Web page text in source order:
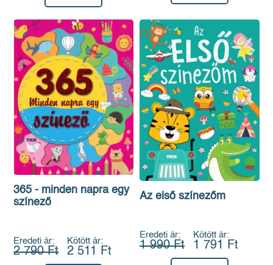
365 - minden napra egy
színező
Eredeti ár:
2 790 Ft
Kötött ár:
2 511 Ft
Az első színezőm
Eredeti ár:
1 990 Ft
Kötött ár:
1 791 Ft